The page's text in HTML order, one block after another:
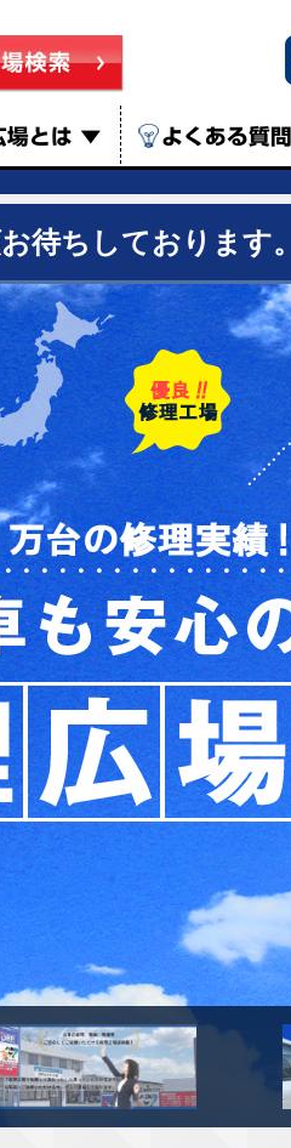
場とは ▼ よくある質問
待ちしております。